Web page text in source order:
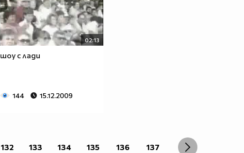
02:13
шоу с лади
144 15.12.2009
132 133 134 135 136 137